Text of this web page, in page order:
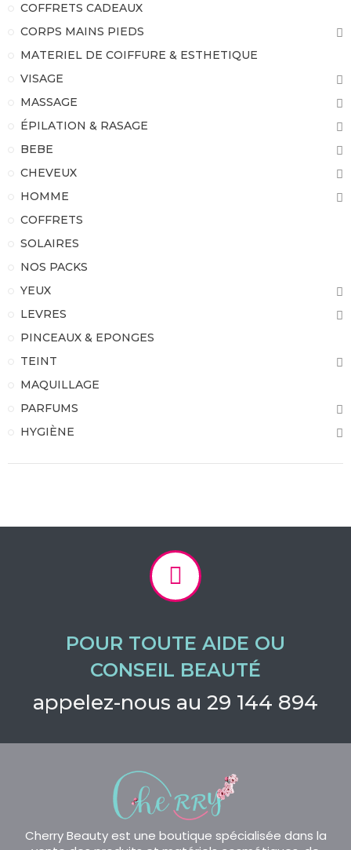
COFFRETS CADEAUX
CORPS MAINS PIEDS
MATERIEL DE COIFFURE & ESTHETIQUE
VISAGE
MASSAGE
ÉPILATION & RASAGE
BEBE
CHEVEUX
HOMME
COFFRETS
SOLAIRES
NOS PACKS
YEUX
LEVRES
PINCEAUX & EPONGES
TEINT
MAQUILLAGE
PARFUMS
HYGIÈNE
POUR TOUTE AIDE OU
CONSEIL BEAUTÉ
appelez-nous au 29 144 894
Cherry Beauty est une boutique spécialisée dans la